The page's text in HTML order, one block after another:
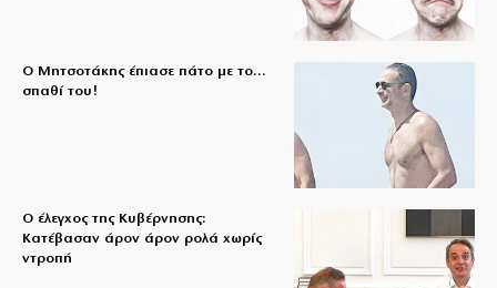
Ο Μητσοτάκης έπιασε πάτο με το…
σπαθί του!
Ο έλεγχος της Κυβέρνησης:
Κατέβασαν άρον άρον ρολά χωρίς
ντροπή